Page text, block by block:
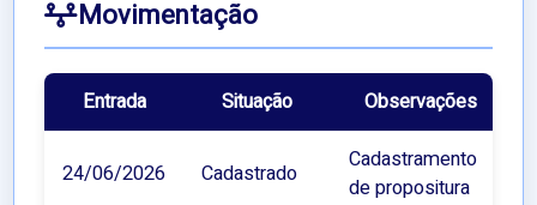
Movimentação
Entrada Situação Observações
24/06/2026 Cadastrado
Cadastramento
de propositura